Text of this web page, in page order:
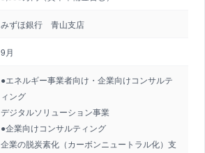
みずほ銀行 青山支店
9月
●エネルギー事業者向け・企業向けコンサルテ
ィング
デジタルソリューション事業
●企業向けコンサルティング
企業の脱炭素化（カーボンニュートラル化）支